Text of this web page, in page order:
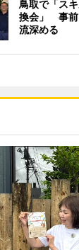
鳥取で「ス
換会」 事前
流深める